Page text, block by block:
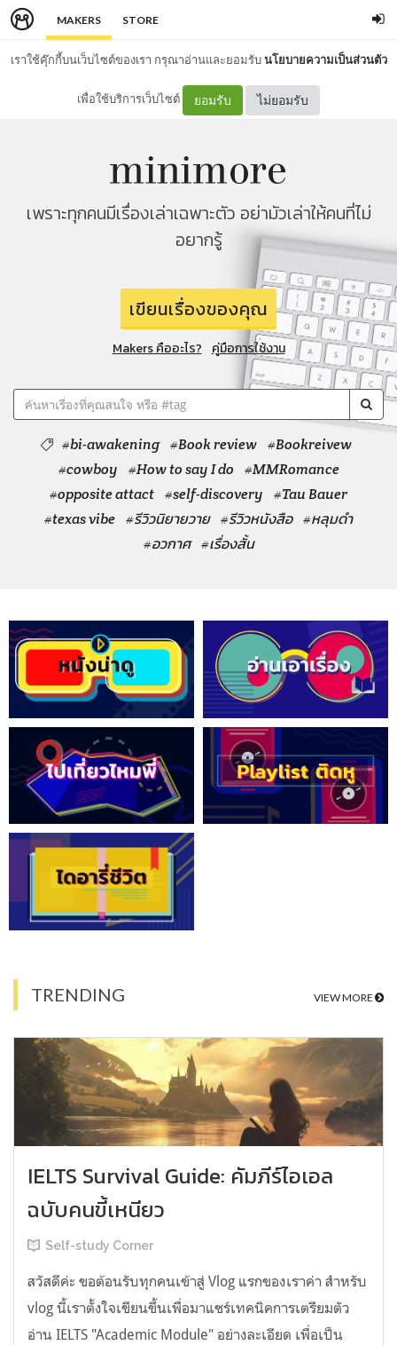
MAKERS STORE
เราใช้คุ๊กกี้บนเว็บไซต์ของเรา กรุณาอ่านและยอมรับนโยบายความเป็นส่วนตัว
เพื่อใช้บริการเว็บไซต์ ยอมรับ ไม่ยอมรับ
เพราะทุกคนมีเรื่องเล่าเฉพาะตัว อย่ามัวเล่าให้คนที่ไม่
อยากรู้
เขียนเรื่องของคุณ
Makers คืออะไร? คู่มือการใช้งาน
#bi-awakening #Book review #Bookreivew
#cowboy
#How to say I do
#MMRomance
#opposite attact #self-discovery
#Tau Bauer
#texas vibe #รีวิวนิยายวาย #รีวิวหนังสือ #หลุมดำ
#อวกาศ #เรื่องสั้น
TRENDING VIEW MORE
IELTS Survival Guide: คัมภีร์ไอเอล
ฉบับคนขี้เหนียว
Self-study Corner
สวัสดีค่ะ ขอต้อนรับทุกคนเข้าสู่ Vlog แรกของเราค่า สำหรับ
vlog นี้เราตั้งใจเขียนขึ้นเพื่อมาแชร์เทคนิคการเตรียมตัว
อ่าน IELTS "Academic Module" อย่างละเอียด เพื่อเป็น